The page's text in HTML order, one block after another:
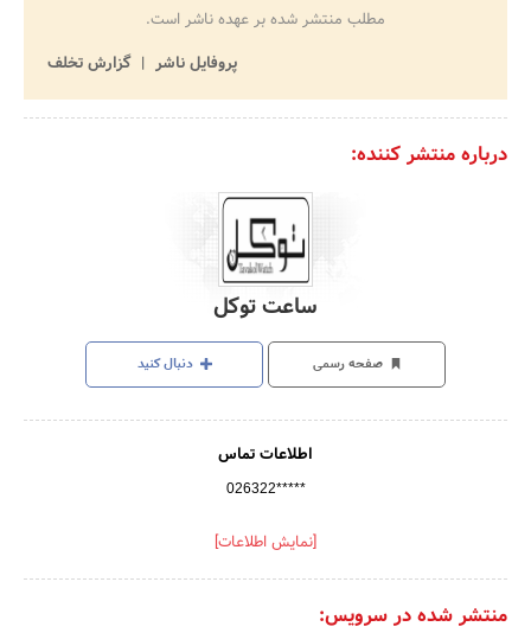
مطلب منتشر شده بر عهده ناشر است.
پروفایل ناشر
گزارش تخلف
درباره منتشر کننده:
ساعت توکل
صفحه رسمی دنبال کنید
اطلاعات تماس
026322*****
[نمایش اطلاعات]
منتشر شده در سرویس: